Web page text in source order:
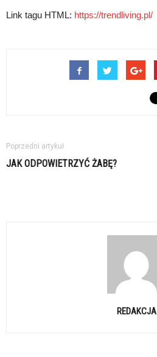
Link tagu HTML: https://trendliving.pl/
Poprzedni artykuł
JAK ODPOWIETRZYĆ ŻABĘ?
REDAKCJA